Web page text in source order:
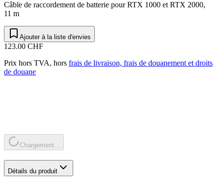
Câble de raccordement de batterie pour RTX 1000 et RTX 2000,
11 m
Ajouter à la liste d'envies
123.00 CHF
Prix hors TVA, hors frais de livraison, frais de douanement et droits
de douane
Chargement...
Détails du produit